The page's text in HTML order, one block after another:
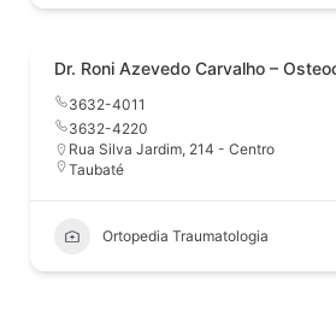
Dr. Roni Azevedo Carvalho –
3632-4011
3632-4220
Rua Silva Jardim, 214 - Centro
Taubaté
Ortopedia Traumatologia